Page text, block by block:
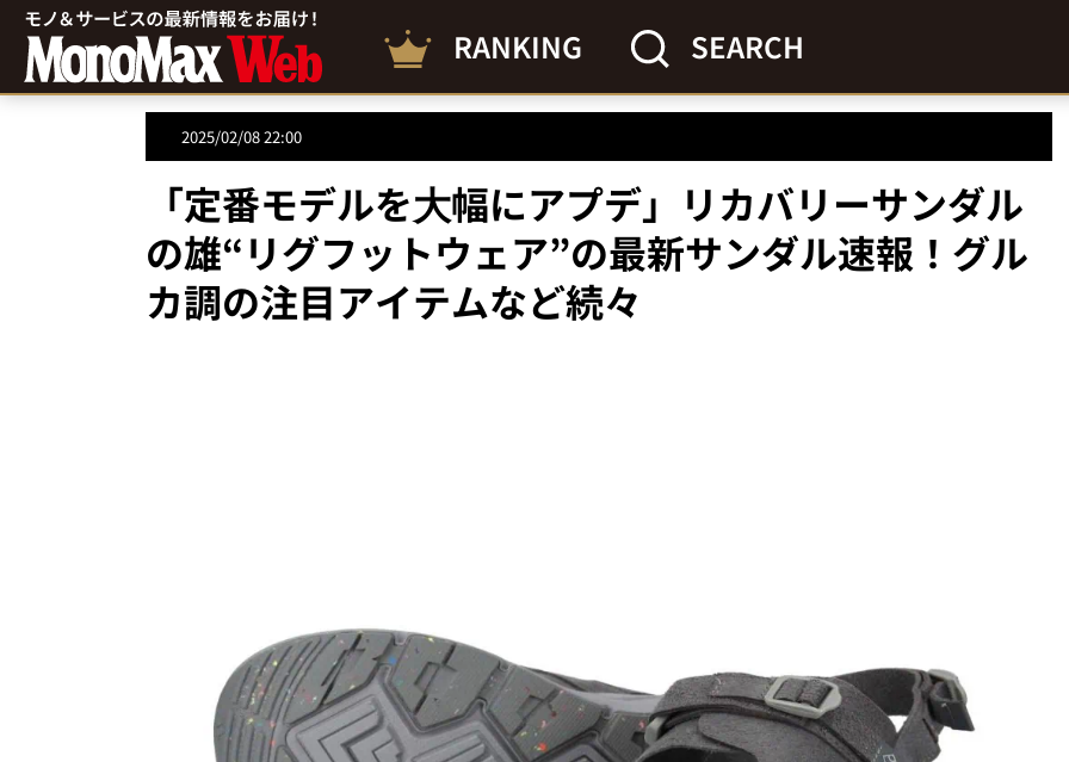
RANKING SEARCH
2025/02/08 22:00
「定番モデルを⼤幅にアプデ」リカバリーサンダル
の雄“リグフットウェア”の最新サンダル速報！グル
カ調の注目アイテムなど続々